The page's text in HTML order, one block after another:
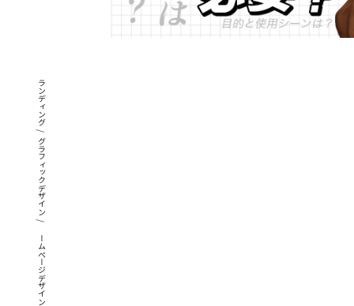
ブランディング
/
グラフィックデザイン
/
ホームページデザイン